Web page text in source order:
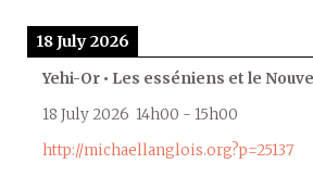
18 July 2026
Yehi-Or • Les esséniens et le
18 July 2026 14h00 - 15h00
http://michaellanglois.org?p=25137